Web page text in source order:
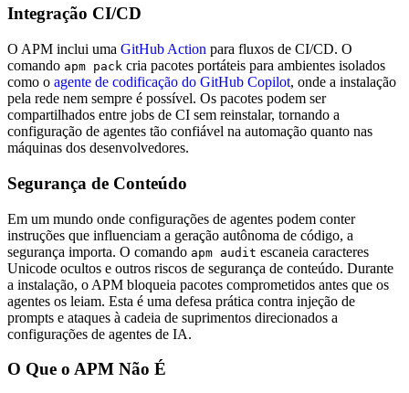
Integração CI/CD
O APM inclui uma GitHub Action para fluxos de CI/CD. O
comando apm pack cria pacotes portáteis para ambientes isolados
como o agente de codificação do GitHub Copilot, onde a instalação
pela rede nem sempre é possível. Os pacotes podem ser
compartilhados entre jobs de CI sem reinstalar, tornando a
configuração de agentes tão confiável na automação quanto nas
máquinas dos desenvolvedores.
Segurança de Conteúdo
Em um mundo onde configurações de agentes podem conter
instruções que influenciam a geração autônoma de código, a
segurança importa. O comando apm audit escaneia caracteres
Unicode ocultos e outros riscos de segurança de conteúdo. Durante
a instalação, o APM bloqueia pacotes comprometidos antes que os
agentes os leiam. Esta é uma defesa prática contra injeção de
prompts e ataques à cadeia de suprimentos direcionados a
configurações de agentes de IA.
O Que o APM Não É